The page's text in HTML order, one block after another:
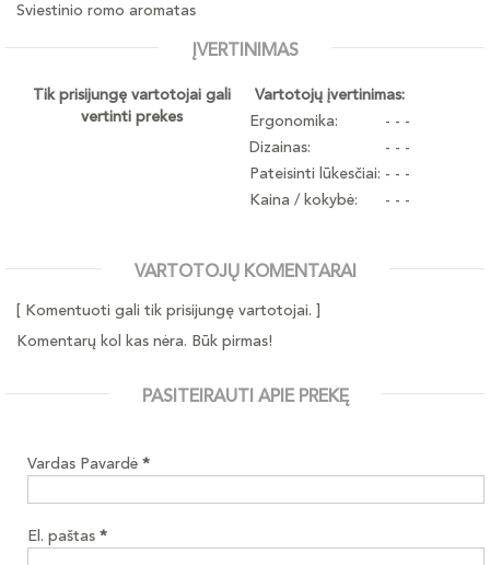
Sviestinio romo aromatas
ĮVERTINIMAS
Tik prisijungę vartotojai gali
vertinti prekes
Vartotojų įvertinimas:
Ergonomika:
- - -
Dizainas:
- - -
Pateisinti lūkesčiai: - - -
Kaina / kokybė:
- - -
VARTOTOJŲ KOMENTARAI
[ Komentuoti gali tik prisijungę vartotojai. ]
Komentarų kol kas nėra. Būk pirmas!
PASITEIRAUTI APIE PREKĘ
Vardas Pavardė *
El. paštas *